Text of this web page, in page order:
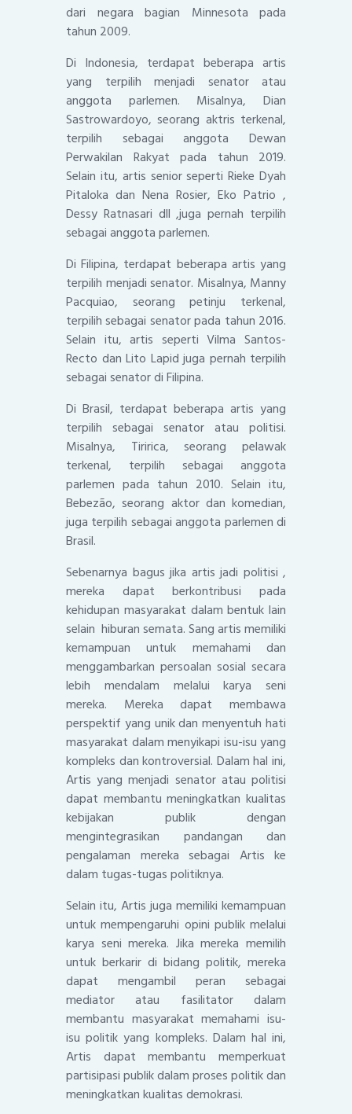
dari negara bagian Minnesota pada
tahun 2009.
Di Indonesia, terdapat beberapa artis
yang terpilih menjadi senator atau
anggota parlemen. Misalnya, Dian
Sastrowardoyo, seorang aktris terkenal,
terpilih sebagai anggota Dewan
Perwakilan Rakyat pada tahun 2019.
Selain itu, artis senior seperti Rieke Dyah
Pitaloka dan Nena Rosier, Eko Patrio ,
Dessy Ratnasari dll ,juga pernah terpilih
sebagai anggota parlemen.
Di Filipina, terdapat beberapa artis yang
terpilih menjadi senator. Misalnya, Manny
Pacquiao, seorang petinju terkenal,
terpilih sebagai senator pada tahun 2016.
Selain itu, artis seperti Vilma Santos-
Recto dan Lito Lapid juga pernah terpilih
sebagai senator di Filipina.
Di Brasil, terdapat beberapa artis yang
terpilih sebagai senator atau politisi.
Misalnya, Tiririca, seorang pelawak
terkenal, terpilih sebagai anggota
parlemen pada tahun 2010. Selain itu,
Bebezão, seorang aktor dan komedian,
juga terpilih sebagai anggota parlemen di
Brasil.
Sebenarnya bagus jika artis jadi politisi ,
mereka dapat berkontribusi pada
kehidupan masyarakat dalam bentuk lain
selain hiburan semata. Sang artis memiliki
kemampuan untuk memahami dan
menggambarkan persoalan sosial secara
lebih mendalam melalui karya seni
mereka. Mereka dapat membawa
perspektif yang unik dan menyentuh hati
masyarakat dalam menyikapi isu-isu yang
kompleks dan kontroversial. Dalam hal ini,
Artis yang menjadi senator atau politisi
dapat membantu meningkatkan kualitas
kebijakan publik dengan
mengintegrasikan pandangan dan
pengalaman mereka sebagai Artis ke
dalam tugas-tugas politiknya.
Selain itu, Artis juga memiliki kemampuan
untuk mempengaruhi opini publik melalui
karya seni mereka. Jika mereka memilih
untuk berkarir di bidang politik, mereka
dapat mengambil peran sebagai
mediator atau fasilitator dalam
membantu masyarakat memahami isu-
isu politik yang kompleks. Dalam hal ini,
Artis dapat membantu memperkuat
partisipasi publik dalam proses politik dan
meningkatkan kualitas demokrasi.